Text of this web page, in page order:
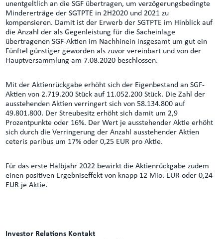
unentgeltlich an die SGF übertragen, um verzögerungsbedingte
Mindererträge der SGTPTE in 2H2020 und 2021 zu
kompensieren. Damit ist der Erwerb der SGTPTE im Hinblick auf
die Anzahl der als Gegenleistung für die Sacheinlage
übertragenen SGF-Aktien im Nachhinein insgesamt um gut ein
Fünftel günstiger geworden als zuvor vereinbart und von der
Hauptversammlung am 7.08.2020 beschlossen.
Mit der Aktienrückgabe erhöht sich der Eigenbestand an SGF-
Aktien von 2.719.200 Stück auf 11.052.200 Stück. Die Zahl der
ausstehenden Aktien verringert sich von 58.134.800 auf
49.801.800. Der Streubesitz erhöht sich damit um 2,9
Prozentpunkte oder 16%. Der Wert je ausstehender Aktie erhöht
sich durch die Verringerung der Anzahl ausstehender Aktien
ceteris paribus um 17% oder 0,25 EUR pro Aktie.
Für das erste Halbjahr 2022 bewirkt die Aktienrückgabe zudem
einen positiven Ergebniseffekt von knapp 12 Mio. EUR oder 0,24
EUR je Aktie.
Investor Relations Kontakt